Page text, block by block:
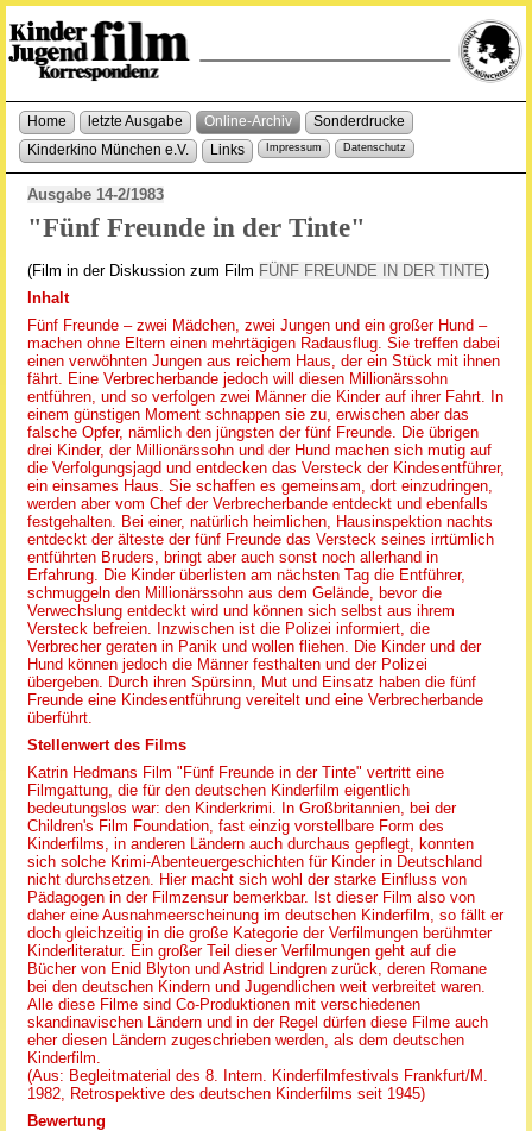
Home letzte Ausgabe Online-Archiv
Sonderdrucke
Kinderkino München e.V.
Links Impressum Datenschutz
Ausgabe 14-2/1983
"Fünf Freunde in der Tinte"
(Film in der Diskussion zum Film FÜNF FREUNDE IN DER TINTE)
Inhalt
Fünf Freunde – zwei Mädchen, zwei Jungen und ein großer Hund –
machen ohne Eltern einen mehrtägigen Radausflug. Sie treffen dabei
einen verwöhnten Jungen aus reichem Haus, der ein Stück mit ihnen
fährt. Eine Verbrecherbande jedoch will diesen Millionärssohn
entführen, und so verfolgen zwei Männer die Kinder auf ihrer Fahrt. In
einem günstigen Moment schnappen sie zu, erwischen aber das
falsche Opfer, nämlich den jüngsten der fünf Freunde. Die übrigen
drei Kinder, der Millionärssohn und der Hund machen sich mutig auf
die Verfolgungsjagd und entdecken das Versteck der Kindesentführer,
ein einsames Haus. Sie schaffen es gemeinsam, dort einzudringen,
werden aber vom Chef der Verbrecherbande entdeckt und ebenfalls
festgehalten. Bei einer, natürlich heimlichen, Hausinspektion nachts
entdeckt der älteste der fünf Freunde das Versteck seines irrtümlich
entführten Bruders, bringt aber auch sonst noch allerhand in
Erfahrung. Die Kinder überlisten am nächsten Tag die Entführer,
schmuggeln den Millionärssohn aus dem Gelände, bevor die
Verwechslung entdeckt wird und können sich selbst aus ihrem
Versteck befreien. Inzwischen ist die Polizei informiert, die
Verbrecher geraten in Panik und wollen fliehen. Die Kinder und der
Hund können jedoch die Männer festhalten und der Polizei
übergeben. Durch ihren Spürsinn, Mut und Einsatz haben die fünf
Freunde eine Kindesentführung vereitelt und eine Verbrecherbande
überführt.
Stellenwert des Films
Katrin Hedmans Film "Fünf Freunde in der Tinte" vertritt eine
Filmgattung, die für den deutschen Kinderfilm eigentlich
bedeutungslos war: den Kinderkrimi. In Großbritannien, bei der
Children's Film Foundation, fast einzig vorstellbare Form des
Kinderfilms, in anderen Ländern auch durchaus gepflegt, konnten
sich solche Krimi-Abenteuergeschichten für Kinder in Deutschland
nicht durchsetzen. Hier macht sich wohl der starke Einfluss von
Pädagogen in der Filmzensur bemerkbar. Ist dieser Film also von
daher eine Ausnahmeerscheinung im deutschen Kinderfilm, so fällt er
doch gleichzeitig in die große Kategorie der Verfilmungen berühmter
Kinderliteratur. Ein großer Teil dieser Verfilmungen geht auf die
Bücher von Enid Blyton und Astrid Lindgren zurück, deren Romane
bei den deutschen Kindern und Jugendlichen weit verbreitet waren.
Alle diese Filme sind Co-Produktionen mit verschiedenen
skandinavischen Ländern und in der Regel dürfen diese Filme auch
eher diesen Ländern zugeschrieben werden, als dem deutschen
Kinderfilm.
(Aus: Begleitmaterial des 8. Intern. Kinderfilmfestivals Frankfurt/M.
1982, Retrospektive des deutschen Kinderfilms seit 1945)
Bewertung